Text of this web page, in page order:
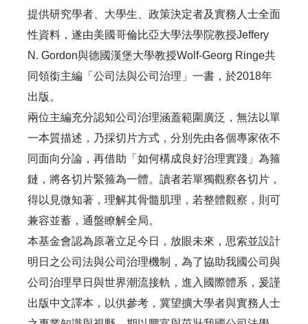
提供研究學者、大學生、政策決定者及實務人士全面
性資料，遂由美國哥倫比亞大學法學院教授Jeffery
N. Gordon與德國漢堡大學教授Wolf-Georg Ringe共
同領銜主編「公司法與公司治理」一書，於2018年
出版。
兩位主編充分認知公司治理涵蓋範圍廣泛，無法以單
一本質描述，乃採切片方式，分別先由各個專家依不
同面向分論，再借助「如何構成良好治理實踐」為箍
鏈，將各切片緊箍為一體。讀者若單獨觀察各切片，
得以見微知著，理解其骨髓肌理，若整體觀察，則可
兼容並蓄，通盤瞭解全局。
本基金會認為原著立足今日，放眼未來，思索並設計
明日之公司法與公司治理機制，為了協助我國公司與
公司治理早日與世界潮流接軌，進入國際體系，爰謹
出版中文譯本，以供參考，冀望擴大學者與實務人士